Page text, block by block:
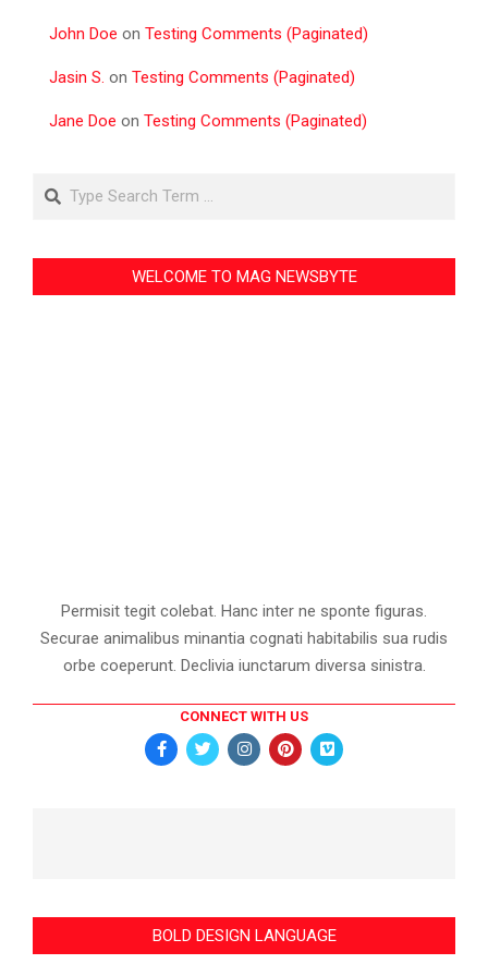
John Doe on Testing Comments (Paginated)
Jasin S. on Testing Comments (Paginated)
Jane Doe on Testing Comments (Paginated)
Search
WELCOME TO MAG NEWSBYTE
Permisit tegit colebat. Hanc inter ne sponte figuras.
Securae animalibus minantia cognati habitabilis sua rudis
orbe coeperunt. Declivia iunctarum diversa sinistra.
CONNECT WITH US
BOLD DESIGN LANGUAGE